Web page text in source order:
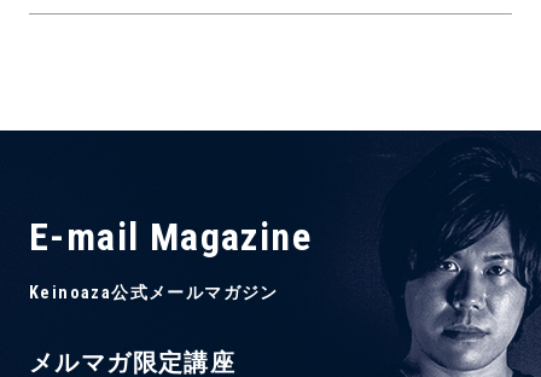
E-mail Magazine
Keinoaza公式メールマガジン
メルマガ限定講座